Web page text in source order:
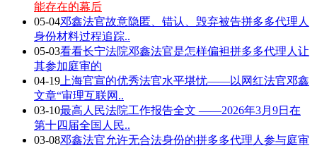
能存在的幕后
05-04邓鑫法官故意隐匿、错认、毁弃被告拼多多代理人
身份材料过程追踪..
05-03看看长宁法院邓鑫法官是怎样偏袒拼多多代理人让
其参加庭审的
04-19 上海官宣的优秀法官水平堪忧——以网红法官邓鑫
文章“审理互联网..
03-10最高人民法院工作报告全文 ——2026年3月9日在
第十四届全国人民..
03-08邓鑫法官允许无合法身份的拼多多代理人参与庭审